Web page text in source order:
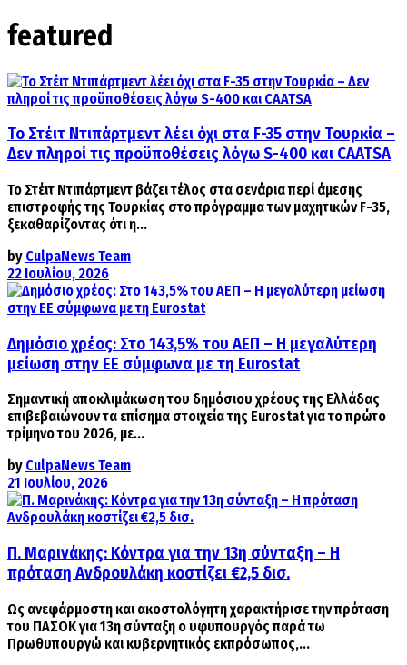
featured
Το Στέιτ Ντιπάρτμεντ λέει όχι στα F-35 στην Τουρκία –
Δεν πληροί τις προϋποθέσεις λόγω S-400 και CAATSA
Το Στέιτ Ντιπάρτμεντ βάζει τέλος στα σενάρια περί άμεσης
επιστροφής της Τουρκίας στο πρόγραμμα των μαχητικών F-35,
ξεκαθαρίζοντας ότι η...
by CulpaNews Team
22 Ιουλίου, 2026
Δημόσιο χρέος: Στο 143,5% του ΑΕΠ – Η μεγαλύτερη
μείωση στην ΕΕ σύμφωνα με τη Eurostat
Σημαντική αποκλιμάκωση του δημόσιου χρέους της Ελλάδας
επιβεβαιώνουν τα επίσημα στοιχεία της Eurostat για το πρώτο
τρίμηνο του 2026, με...
by CulpaNews Team
21 Ιουλίου, 2026
Π. Μαρινάκης: Κόντρα για την 13η σύνταξη – Η
πρόταση Ανδρουλάκη κοστίζει €2,5 δισ.
Ως ανεφάρμοστη και ακοστολόγητη χαρακτήρισε την πρόταση
του ΠΑΣΟΚ για 13η σύνταξη ο υφυπουργός παρά τω
Πρωθυπουργώ και κυβερνητικός εκπρόσωπος,...